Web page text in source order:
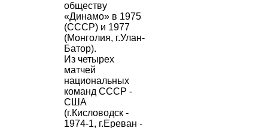
обществу
«Динамо» в 1975
(СССР) и 1977
(Монголия, г.Улан-
Батор).
Из четырех
матчей
национальных
команд СССР -
США
(г.Кисловодск -
1974-1, г.Ереван -